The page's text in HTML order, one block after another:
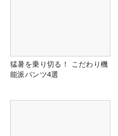
猛暑を乗り切る！ こだわり機
能派パンツ4選